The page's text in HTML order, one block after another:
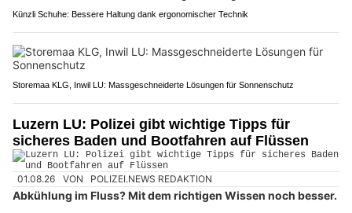
Künzli Schuhe: Bessere Haltung dank ergonomischer Technik
Storemaa KLG, Inwil LU: Massgeschneiderte Lösungen für Sonnenschutz
Luzern LU: Polizei gibt wichtige Tipps für
sicheres Baden und Bootfahren auf Flüssen
01.08.26 VON POLIZEI.NEWS REDAKTION
Abkühlung im Fluss? Mit dem richtigen Wissen noch besser.